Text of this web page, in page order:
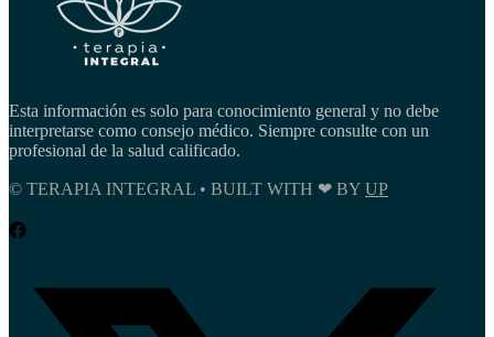
Esta información es solo para conocimiento general y no debe
interpretarse como consejo médico. Siempre consulte con un
profesional de la salud calificado.
© TERAPIA INTEGRAL • BUILT WITH ❤ BY UP